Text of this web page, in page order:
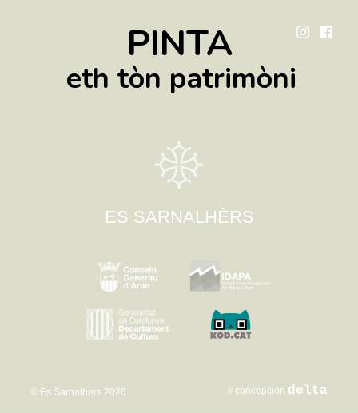
PINTA
eth tòn patrimòni
ES SARNALHÈRS
© Es Sarnalhers 2026 // concepcion delta